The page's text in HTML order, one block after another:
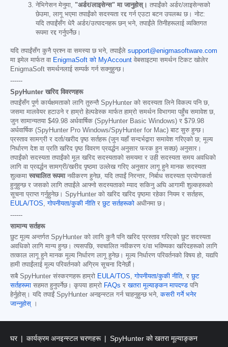
नेभिगेसन मेनुमा, "अर्डर/लाइसेन्स" मा जानुहोस्। तपाईंको अर्डर/लाइसेन्सको
छेउमा, लागू भएमा तपाईंको सदस्यता रद्द गर्न एउटा बटन उपलब्ध छ। नोट:
यदि तपाईंसँग धेरै अर्डर/उत्पादनहरू छन् भने, तपाईंले तिनीहरूलाई व्यक्तिगत
रूपमा रद्द गर्नुपर्नेछ।
यदि तपाईंसँग कुनै प्रश्न वा समस्या छ भने, तपाईंले support@enigmasoftware.com
मा इमेल मार्फत वा EnigmaSoft को MyAccount वेबसाइटमा समर्थन टिकट खोलेर
EnigmaSoft समर्थनलाई सम्पर्क गर्न सक्नुहुन्छ।
------
SpyHunter खरिद विवरणहरू
तपाईंसँग पूर्ण कार्यक्षमताको लागि तुरुन्तै SpyHunter को सदस्यता लिने विकल्प पनि छ,
जसमा मालवेयर हटाउने र हाम्रो हेल्पडेस्क मार्फत हाम्रो समर्थन विभागमा पहुँच समावेश छ,
जुन सामान्यतया $49.98 अर्धवार्षिक (SpyHunter Basic Windows) र $79.98
अर्धवार्षिक (SpyHunter Pro Windows/SpyHunter for Mac) बाट सुरु हुन्छ।
प्रस्ताव सामग्री र दर्ता/खरीद पृष्ठ सर्तहरू (जुन यहाँ सन्दर्भद्वारा समावेश गरिएको छ; मूल्य
निर्धारण देश वा प्रति खरिद पृष्ठ विवरण प्रवर्द्धन अनुसार फरक हुन सक्छ) अनुसार।
तपाईंको सदस्यता तपाईंको मूल खरिद सदस्यताको समयमा र उही सदस्यता समय अवधिको
लागि वा प्रवर्द्धन सामग्री/खरीद पृष्ठमा उल्लेख गरिए अनुसार लागू हुने मानक सदस्यता
शुल्कमा स्वचालित रूपमानवीकरण हुनेछ, यदि तपाईं निरन्तर, निर्बाध सदस्यता प्रयोगकर्ता
हुनुहुन्छ र जसको लागि तपाईंले आफ्नो सदस्यताको म्याद सकिनु अघि आगामी शुल्कहरूको
सूचना प्राप्त गर्नुहुनेछ। SpyHunter को खरिद खरिद पृष्ठमा रहेका नियम र सर्तहरू,
EULA/TOS,गोपनीयता/कुकी नीतिरछुट सर्तहरूको अधीनमा छ।
------
सामान्य सर्तहरू
छुट मूल्य अन्तर्गत SpyHunter को लागि कुनै पनि खरिद प्रस्ताव गरिएको छुट सदस्यता
अवधिको लागि मान्य हुन्छ। त्यसपछि, स्वचालित नवीकरण र/वा भविष्यका खरिदहरूको लागि
तत्काल लागू हुने मानक मूल्य निर्धारण लागू हुनेछ। मूल्य निर्धारण परिवर्तनको विषय हो, यद्यपि
हामी तपाईंलाई मूल्य परिवर्तनको अग्रिम सूचना दिनेछौं।
सबै SpyHunter संस्करणहरू हाम्रो EULA/TOS,गोपनीयता/कुकी नीति, रछुट
सर्तहरूमा सहमत हुनुपर्नेछ। कृपया हाम्रो FAQs रखतरा मूल्याङ्कन मापदण्ड पनि
हेर्नुहोस्। यदि तपाईं SpyHunter अनइन्स्टल गर्न चाहनुहुन्छ भने,कसरी गर्ने भनेर
जान्नुहोस् ।
घर कार्यक्रम अनइन्स्टल चरणहरू SpyHunter को खतरा मूल्याङ्कन